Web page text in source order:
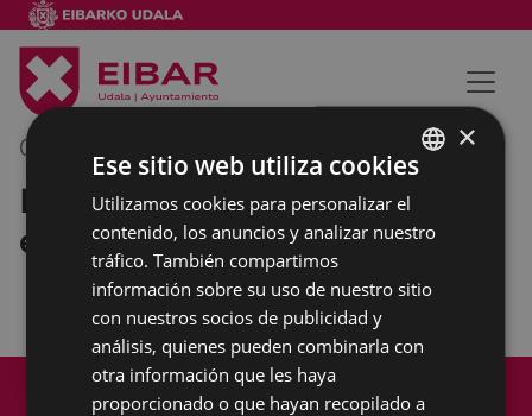
03/05/2022
Pleno Municipal
extraordinario
Mapa del Sitio
Aviso legal
Política de cookies
Contacto
BASQUE
SPANISH
×
Ese sitio web utiliza cookies
Utilizamos cookies para personalizar el
contenido, los anuncios y analizar nuestro
tráfico. También compartimos
información sobre su uso de nuestro sitio
con nuestros socios de publicidad y
análisis, quienes pueden combinarla con
otra información que les haya
proporcionado o que hayan recopilado a